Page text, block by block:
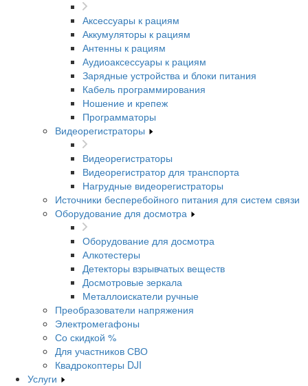
Аксессуары к рациям
Аккумуляторы к рациям
Антенны к рациям
Аудиоаксессуары к рациям
Зарядные устройства и блоки питания
Кабель программирования
Ношение и крепеж
Программаторы
Видеорегистраторы
Видеорегистраторы
Видеорегистратор для транспорта
Нагрудные видеорегистраторы
Источники бесперебойного питания для систем связи
Оборудование для досмотра
Оборудование для досмотра
Алкотестеры
Детекторы взрывчатых веществ
Досмотровые зеркала
Металлоискатели ручные
Преобразователи напряжения
Электромегафоны
Со скидкой %
Для участников СВО
Квадрокоптеры DJI
Услуги